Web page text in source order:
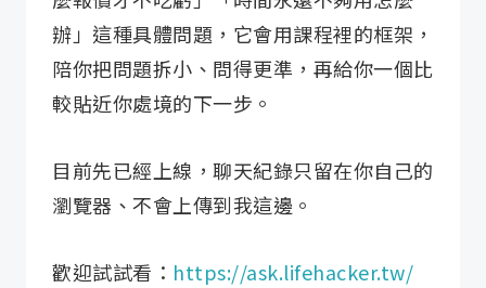
辦」這種具體問題，它會用課程裡的框架，
陪你把問題拆小、問得更準，再給你一個比
較貼近你處境的下一步。
目前先已經上線，聊天紀錄只留在你自己的
瀏覽器、不會上傳到我這邊。
歡迎試試看： https://ask.lifehacker.tw/